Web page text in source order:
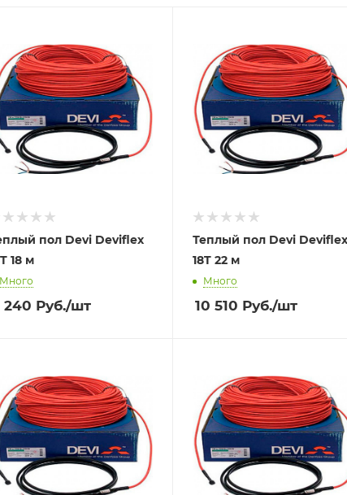
пол Devi Deviflex
18 м
Много
240 Руб./шт
Теплый пол Devi Deviflex
18T 22 м
Много
10 510 Руб./шт